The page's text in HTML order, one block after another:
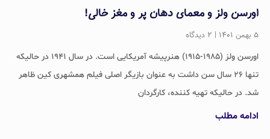
اورسن ولز و معمای دهان پر و مغز خالی!
۵ بهمن ۱۴۰۱
اورسن ولز (۱۹۸۵-۱۹۱۵) هنرپیشه آمریکایی است. در سال ۱۹۴۱ در حالیکه
تنها ۲۶ سال سن داشت به عنوان بازیگر اصلی فیلم همشهری کین ظاهر
شد. در حالیکه تهیه کننده، کارگردان
ادامه مطلب